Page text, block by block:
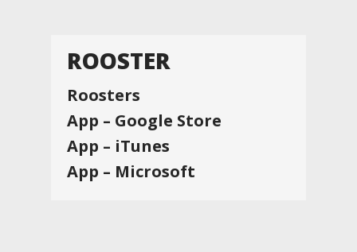
ROOSTER
Roosters
App – Google Store
App – iTunes
App – Microsoft